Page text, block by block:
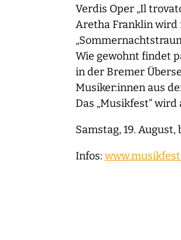
Verdis Oper „Il
Aretha Franklin wird
Wie gewohnt findet
in der Bremer
Musiker:innen aus
Das „Musikfest“
Samstag, 19.
Infos: